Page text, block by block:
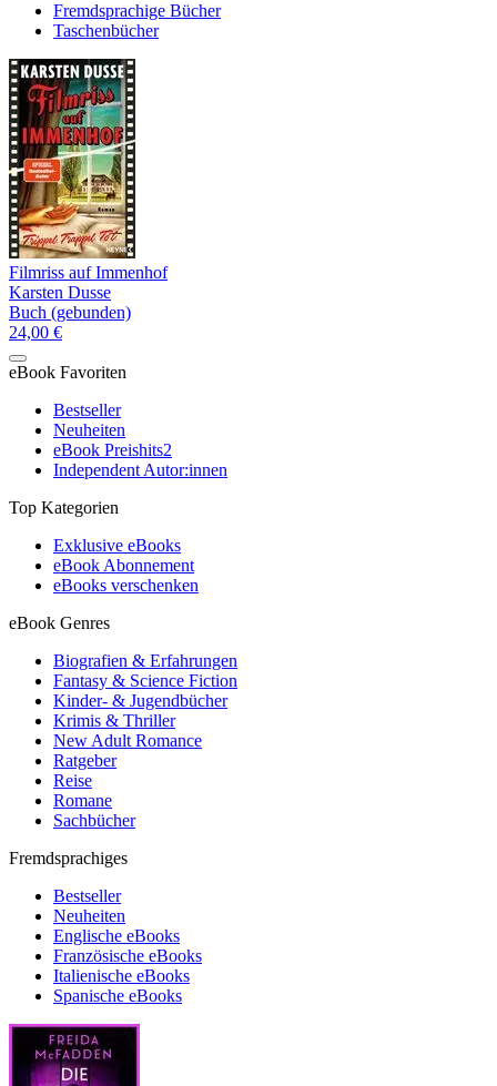
Fremdsprachige Bücher
Taschenbücher
Filmriss auf Immenhof
Karsten Dusse
Buch (gebunden)
24,00 €
eBook Favoriten
Bestseller
Neuheiten
eBook Preishits2
Independent Autor:innen
Top Kategorien
Exklusive eBooks
eBook Abonnement
eBooks verschenken
eBook Genres
Biografien & Erfahrungen
Fantasy & Science Fiction
Kinder- & Jugendbücher
Krimis & Thriller
New Adult Romance
Ratgeber
Reise
Romane
Sachbücher
Fremdsprachiges
Bestseller
Neuheiten
Englische eBooks
Französische eBooks
Italienische eBooks
Spanische eBooks